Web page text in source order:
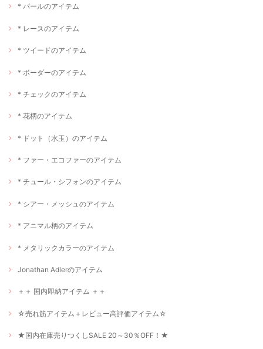
* パールのアイテム
* レースのアイテム
* ツイードのアイテム
* ボーダーのアイテム
* チェックのアイテム
* 花柄のアイテム
* ドット（水玉）のアイテム
* ファー・エコファーのアイテム
* チュール・シフォンのアイテム
* シアー・メッシュのアイテム
* アニマル柄のアイテム
* メタリックカラーのアイテム
Jonathan Adlerのアイテム
＋＋ 国内即納アイテム ＋＋
☆売れ筋アイテム＋レビュー高評価アイテム☆
★国内在庫売りつくしSALE 20～30％OFF！★